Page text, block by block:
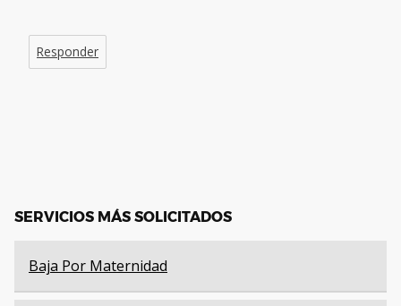
Responder
SERVICIOS MÁS SOLICITADOS
Baja Por Maternidad